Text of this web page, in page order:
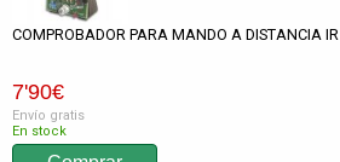
COMPROBADOR PARA MANDO A DISTANCIA IR
7'90€
Envío gratis
En stock